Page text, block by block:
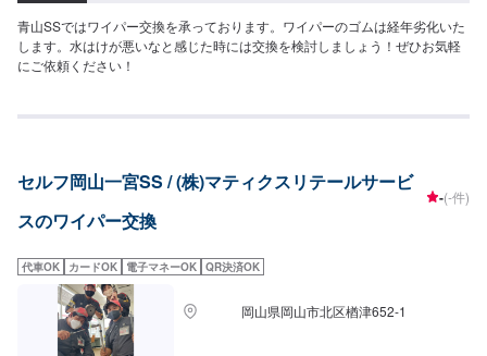
青山SSではワイパー交換を承っております。ワイパーのゴムは経年劣化いた
します。水はけが悪いなと感じた時には交換を検討しましょう！ぜひお気軽
にご依頼ください！
セルフ岡山一宮SS / (株)マティクスリテールサービ
スのワイパー交換
-(-件)
代車OK カードOK 電子マネーOK QR決済OK
岡山県岡山市北区楢津652-1